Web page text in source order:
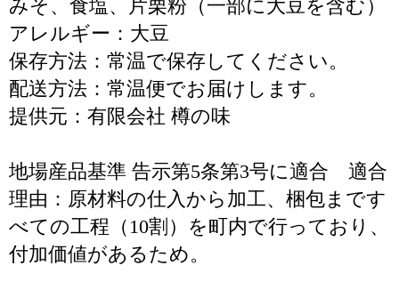
みそ、食塩、片栗粉（一部に大豆を含む）
アレルギー：大豆
保存方法：常温で保存してください。
配送方法：常温便でお届けします。
提供元：有限会社 樽の味
地場産品基準 告示第5条第3号に適合 適合
理由：原材料の仕入から加工、梱包まです
べての工程（10割）を町内で行っており、
付加価値があるため。